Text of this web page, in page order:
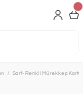
Sarf- Renkli Mürekkep